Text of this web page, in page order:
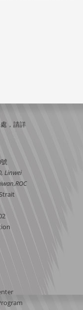
，請詳
Linwei
Center